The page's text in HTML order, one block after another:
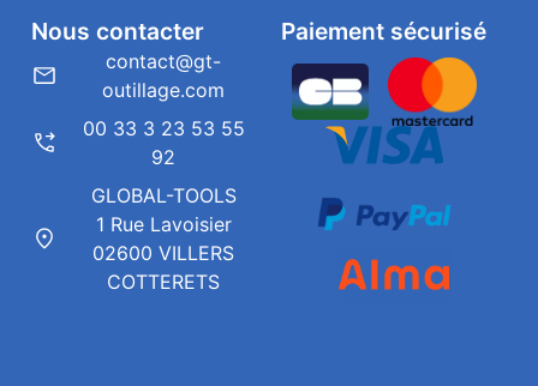
Paiement sécurisé
Nous contacter
contact@gt-
outillage.com
00 33 3 23 53 55
92
GLOBAL-TOOLS
1 Rue Lavoisier
02600 VILLERS
COTTERETS